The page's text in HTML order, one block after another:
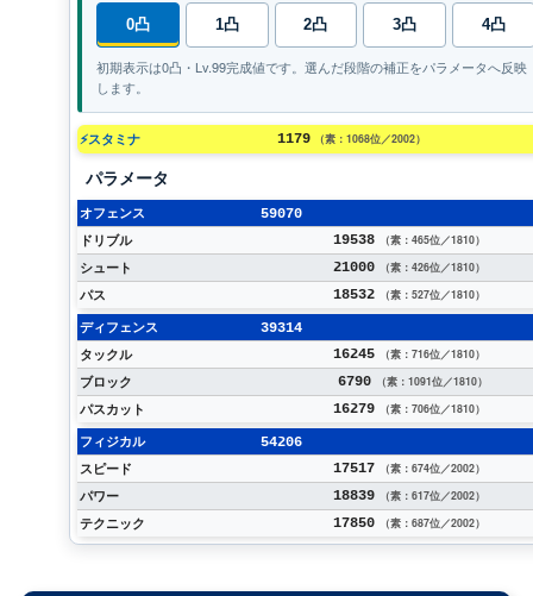
0凸 1凸 2凸 3凸 4凸
初期表示は0凸・Lv.99完成値です。選んだ段階の補正をパラメータへ反映
します。
⚡スタミナ 1179 （素：1068位／2002）
パラメータ
オフェンス 59070
ドリブル 19538 （素：465位／1810）
シュート 21000 （素：426位／1810）
パス 18532 （素：527位／1810）
ディフェンス 39314
タックル 16245 （素：716位／1810）
ブロック 6790 （素：1091位／1810）
パスカット 16279 （素：706位／1810）
フィジカル 54206
スピード 17517 （素：674位／2002）
パワー 18839 （素：617位／2002）
テクニック 17850 （素：687位／2002）